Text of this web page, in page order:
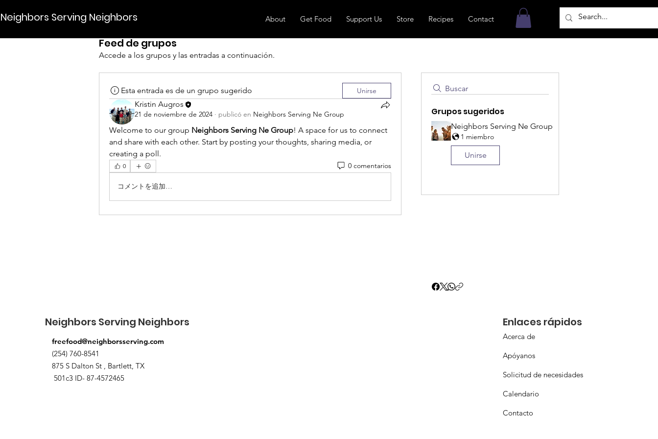
Neighbors Serving Neighbors About Get Food Support Us Store Recipes Contact
Feed de grupos
Accede a los grupos y las entradas a continuación.
Buscar
Grupos sugeridos
Neighbors Serving Ne Group
1 miembro
Unirse
Esta entrada es de un grupo sugerido Unirse
Kristin Augros
21 de noviembre de 2024 · publicó en Neighbors Serving Ne Group
Welcome to our group Neighbors Serving Ne Group! A space for us to connect
and share with each other. Start by posting your thoughts, sharing media, or
creating a poll.
0 0 comentarios
コメントを追加…
Neighbors Serving Neighbors
freefood@neighborsserving.com
(254) 760-8541
875 S Dalton St , Bartlett, TX
501c3 ID- 87-4572465
Enlaces rápidos
Acerca de
Apóyanos
Solicitud de necesidades
Calendario
Contacto